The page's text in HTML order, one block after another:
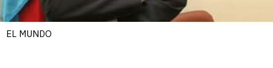
EL MUNDO